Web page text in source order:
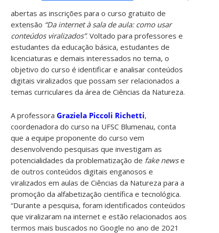
abertas as inscrições para o curso gratuito de
extensão “Da internet à sala de aula: como usar
conteúdos viralizados”. Voltado para professores e
estudantes da educação básica, estudantes de
licenciaturas e demais interessados no tema, o
objetivo do curso é identificar e analisar conteúdos
digitais viralizados que possam ser relacionados a
temas curriculares da área de Ciências da Natureza.
A professoraGraziela Piccoli Richetti,
coordenadora do curso na UFSC Blumenau, conta
que a equipe proponente do curso vem
desenvolvendo pesquisas que investigam as
potencialidades da problematização de fake newse
de outros conteúdos digitais enganosos e
viralizados em aulas de Ciências da Natureza para a
promoção da alfabetização científica e tecnológica.
“Durante a pesquisa, foram identificados conteúdos
que viralizaram na internet e estão relacionados aos
termos mais buscados no Google no ano de 2021